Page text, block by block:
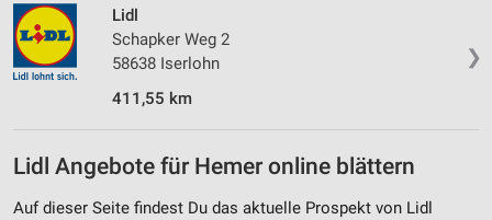
❯
Lidl
Schapker Weg 2
58638 Iserlohn
411,55 km
Lidl Angebote für Hemer online blättern
Auf dieser Seite findest Du das aktuelle Prospekt von Lidl